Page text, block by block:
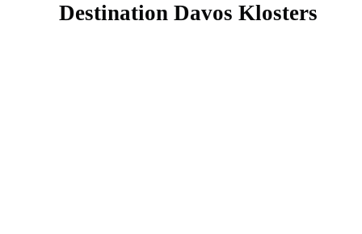
Destination Davos Klosters